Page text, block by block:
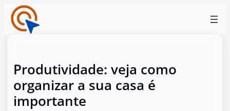
Produtividade: veja como
organizar a sua casa é
importante